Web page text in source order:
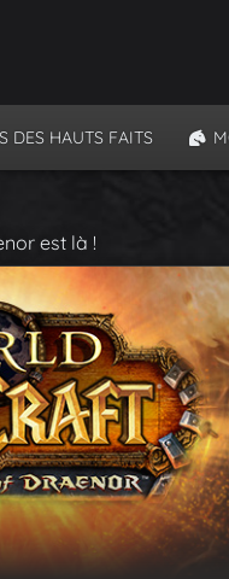
DES HAUTS FAITS
est là !